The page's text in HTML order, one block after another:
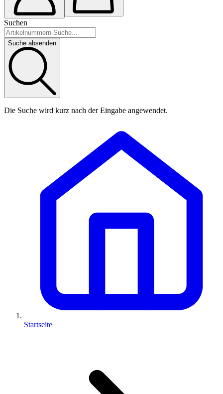
Suchen
Suche absenden
Die Suche wird kurz nach der Eingabe angewendet.
Startseite